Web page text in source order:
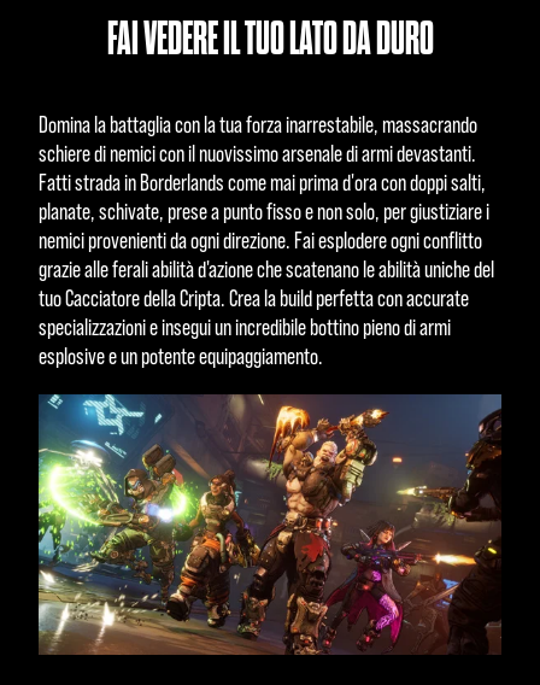
FAI VEDERE IL TUO LATO DA DURO
Domina la battaglia con la tua forza inarrestabile, massacrando
schiere di nemici con il nuovissimo arsenale di armi devastanti.
Fatti strada in Borderlands come mai prima d'ora con doppi salti,
planate, schivate, prese a punto fisso e non solo, per giustiziare i
nemici provenienti da ogni direzione. Fai esplodere ogni conflitto
grazie alle ferali abilità d'azione che scatenano le abilità uniche del
tuo Cacciatore della Cripta. Crea la build perfetta con accurate
specializzazioni e insegui un incredibile bottino pieno di armi
esplosive e un potente equipaggiamento.